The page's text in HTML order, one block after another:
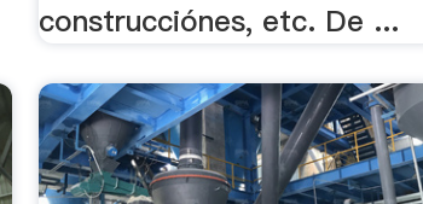
construcciónes, etc. De ...